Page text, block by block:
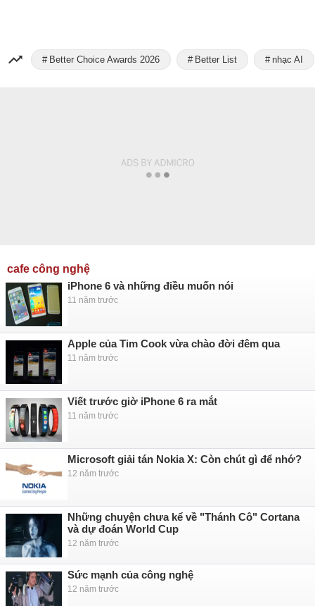
Better Choice Awards 2026 Better List nhạc AI
cafe công nghệ
iPhone 6 và những điều muốn nói
11 năm trước
Apple của Tim Cook vừa chào đời đêm qua
11 năm trước
Viết trước giờ iPhone 6 ra mắt
11 năm trước
Microsoft giải tán Nokia X: Còn chút gì để nhớ?
12 năm trước
Những chuyện chưa kể về "Thánh Cô" Cortana
và dự đoán World Cup
12 năm trước
Sức mạnh của công nghệ
12 năm trước